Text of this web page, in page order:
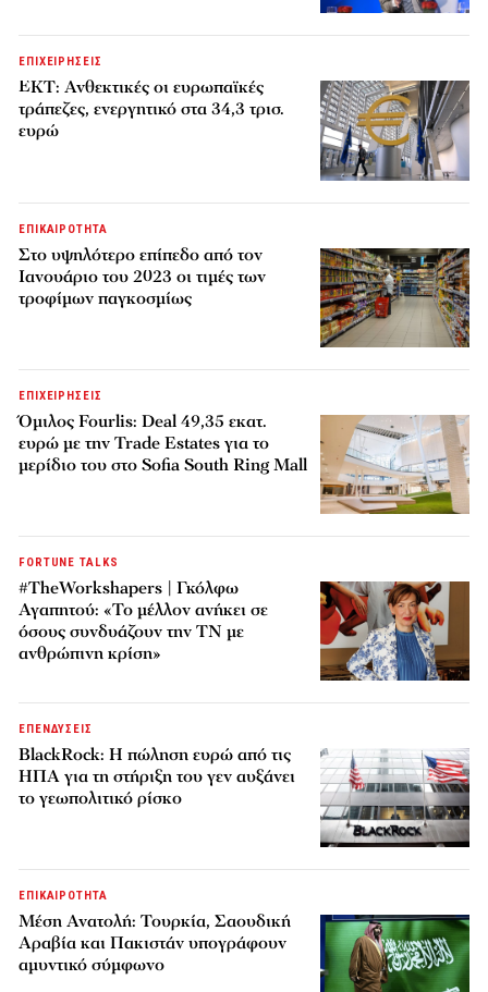
ΕΠΙΧΕΙΡΗΣΕΙΣ
ΕΚΤ: Ανθεκτικές οι ευρωπαϊκές
τράπεζες, ενεργητικό στα 34,3 τρισ.
ευρώ
ΕΠΙΚΑΙΡΟΤΗΤΑ
Στο υψηλότερο επίπεδο από τον
Ιανουάριο του 2023 οι τιμές των
τροφίμων παγκοσμίως
ΕΠΙΧΕΙΡΗΣΕΙΣ
Όμιλος Fourlis: Deal 49,35 εκατ.
ευρώ με την Trade Estates για το
μερίδιο του στο Sofia South Ring Mall
FORTUNE TALKS
#TheWorkshapers | Γκόλφω
Αγαπητού: «Το μέλλον ανήκει σε
όσους συνδυάζουν την ΤΝ με
ανθρώπινη κρίση»
ΕΠΕΝΔΥΣΕΙΣ
BlackRock: Η πώληση ευρώ από τις
ΗΠΑ για τη στήριξη του γεν αυξάνει
το γεωπολιτικό ρίσκο
ΕΠΙΚΑΙΡΟΤΗΤΑ
Μέση Ανατολή: Τουρκία, Σαουδική
Αραβία και Πακιστάν υπογράφουν
αμυντικό σύμφωνο